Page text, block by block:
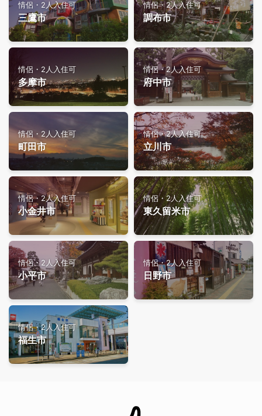
情侶・2人入住可
三鷹市
情侶・2人入住可
調布市
情侶・2人入住可
多摩市
情侶・2人入住可
府中市
情侶・2人入住可
町田市
情侶・2人入住可
立川市
情侶・2人入住可
小金井市
情侶・2人入住可
東久留米市
情侶・2人入住可
小平市
情侶・2人入住可
日野市
情侶・2人入住可
福生市